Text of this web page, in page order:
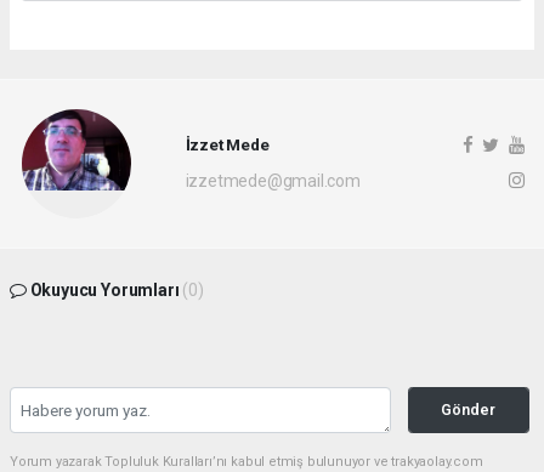
İzzet Mede
izzetmede@gmail.com
Okuyucu Yorumları (0)
Gönder
Yorum yazarak Topluluk Kuralları’nı kabul etmiş bulunuyor ve trakyaolay.com